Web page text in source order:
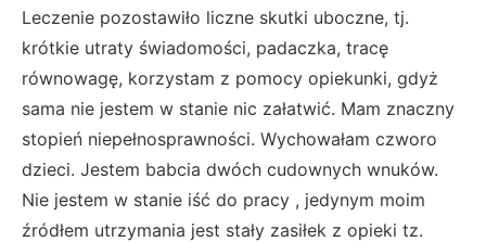
Leczenie pozostawiło liczne skutki uboczne, tj.
krótkie utraty świadomości, padaczka, tracę
równowagę, korzystam z pomocy opiekunki, gdyż
sama nie jestem w stanie nic załatwić. Mam znaczny
stopień niepełnosprawności. Wychowałam czworo
dzieci. Jestem babcia dwóch cudownych wnuków.
Nie jestem w stanie iść do pracy , jedynym moim
źródłem utrzymania jest stały zasiłek z opieki tz.